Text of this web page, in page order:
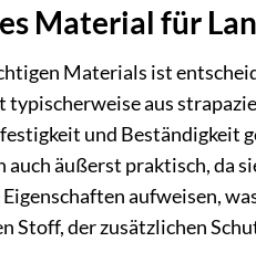
Material für
Materials ist
typischerweise aus
und Beständigkeit
auch äußerst praktisch, da
aufweisen,
Stoff, der zusätzlichen